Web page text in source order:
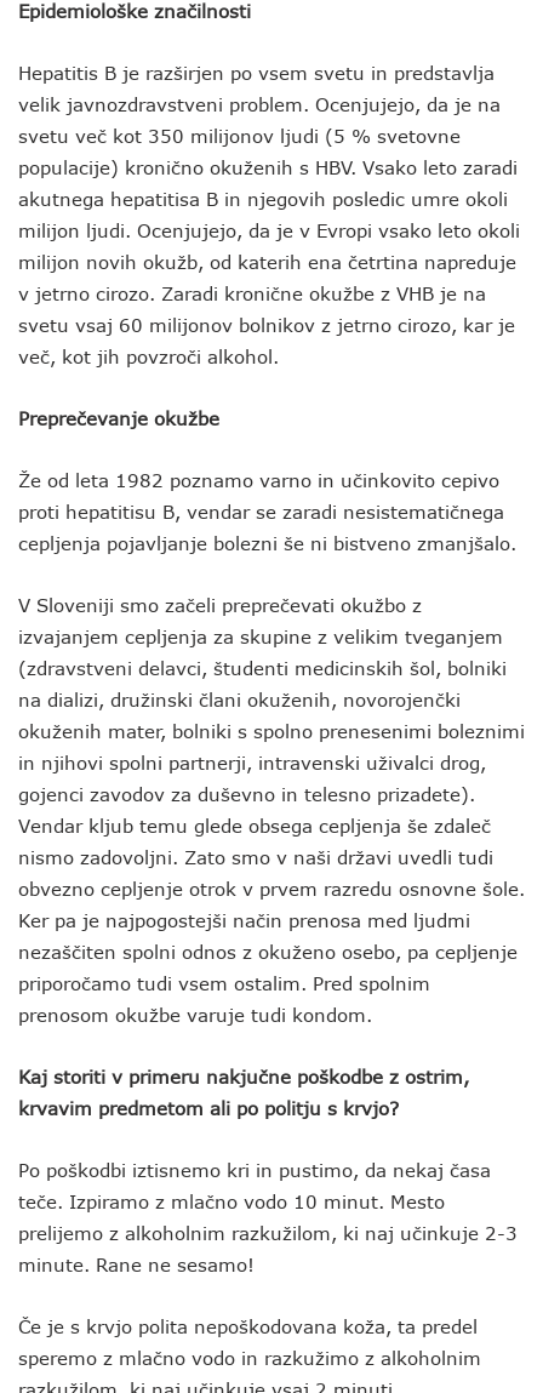
Epidemiološke značilnosti
Hepatitis B je razširjen po vsem svetu in predstavlja
velik javnozdravstveni problem. Ocenjujejo, da je na
svetu več kot 350 milijonov ljudi (5 % svetovne
populacije) kronično okuženih s HBV. Vsako leto zaradi
akutnega hepatitisa B in njegovih posledic umre okoli
milijon ljudi. Ocenjujejo, da je v Evropi vsako leto okoli
milijon novih okužb, od katerih ena četrtina napreduje
v jetrno cirozo. Zaradi kronične okužbe z VHB je na
svetu vsaj 60 milijonov bolnikov z jetrno cirozo, kar je
več, kot jih povzroči alkohol.
Preprečevanje okužbe
Že od leta 1982 poznamo varno in učinkovito cepivo
proti hepatitisu B, vendar se zaradi nesistematičnega
cepljenja pojavljanje bolezni še ni bistveno zmanjšalo.
V Sloveniji smo začeli preprečevati okužbo z
izvajanjem cepljenja za skupine z velikim tveganjem
(zdravstveni delavci, študenti medicinskih šol, bolniki
na dializi, družinski člani okuženih, novorojenčki
okuženih mater, bolniki s spolno prenesenimi boleznimi
in njihovi spolni partnerji, intravenski uživalci drog,
gojenci zavodov za duševno in telesno prizadete).
Vendar kljub temu glede obsega cepljenja še zdaleč
nismo zadovoljni. Zato smo v naši državi uvedli tudi
obvezno cepljenje otrok v prvem razredu osnovne šole.
Ker pa je najpogostejši način prenosa med ljudmi
nezaščiten spolni odnos z okuženo osebo, pa cepljenje
priporočamo tudi vsem ostalim. Pred spolnim
prenosom okužbe varuje tudi kondom.
Kaj storiti v primeru nakjučne poškodbe z ostrim,
krvavim predmetom ali po politju s krvjo?
Po poškodbi iztisnemo kri in pustimo, da nekaj časa
teče. Izpiramo z mlačno vodo 10 minut. Mesto
prelijemo z alkoholnim razkužilom, ki naj učinkuje 2-3
minute. Rane ne sesamo!
Če je s krvjo polita nepoškodovana koža, ta predel
speremo z mlačno vodo in razkužimo z alkoholnim